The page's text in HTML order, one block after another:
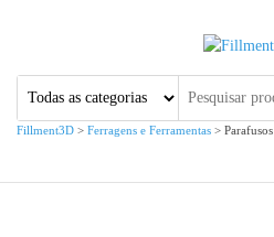
Fillment3D
Fillment3D > Ferragens e Ferramentas > Parafusos